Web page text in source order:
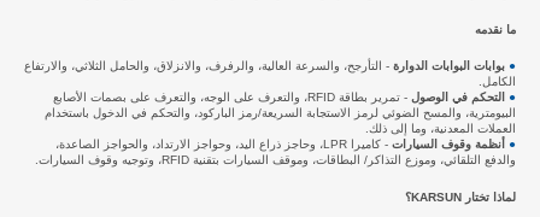
ما نقدمه
● بوابات البوابات الدوارة - التأرجح، والسرعة العالية، والرفرف، والانزلاق، والحامل الثلاثي، والارتفاع
الكامل.
● التحكم في الوصول
- تمرير بطاقة RFID، والتعرف على الوجه، والتعرف على بصمات الأصابع
البيومترية، والمسح الضوئي لرمز الاستجابة السريعة/رمز الباركود، والتحكم في الدخول باستخدام
العملات المعدنية، وما إلى ذلك.
● أنظمة وقوف السيارات
- كاميرا LPR، وحاجز ذراع اليد، وحواجز الارتداد، والحواجز الصاعدة،
والدفع التلقائي، وموزع التذاكر/ البطاقات، وموقف السيارات بتقنية RFID، وتوجيه وقوف السيارات.
لماذا تختار KARSUN؟